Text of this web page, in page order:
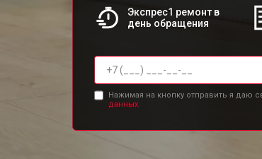
Экспрес1 ремонт в
день обращения
Нажимая на кнопку отправить я даю
данных.